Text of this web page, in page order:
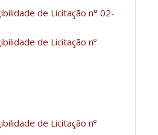
de Licitação n° 02-
de Licitação nº
de Licitação nº